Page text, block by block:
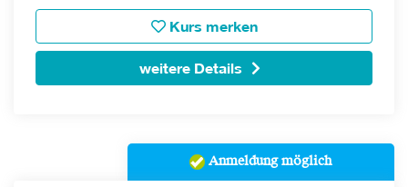
Kurs merken
weitere Details
Anmeldung möglich